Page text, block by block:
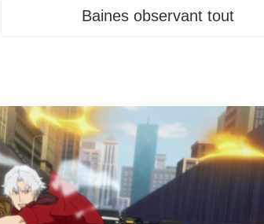
Baines observant tout